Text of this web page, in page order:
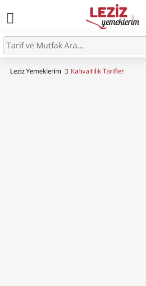
Leziz Yemeklerim Kahvaltılık Tarifler